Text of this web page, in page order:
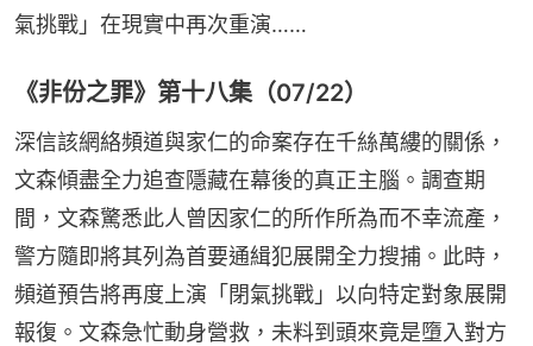
氣挑戰」在現實中再次重演……
《非份之罪》第十八集（07/22）
深信該網絡頻道與家仁的命案存在千絲萬縷的關係，
文森傾盡全力追查隱藏在幕後的真正主腦。調查期
間，文森驚悉此人曾因家仁的所作所為而不幸流產，
警方隨即將其列為首要通緝犯展開全力搜捕。此時，
頻道預告將再度上演「閉氣挑戰」以向特定對象展開
報復。文森急忙動身營救，未料到頭來竟是墮入對方